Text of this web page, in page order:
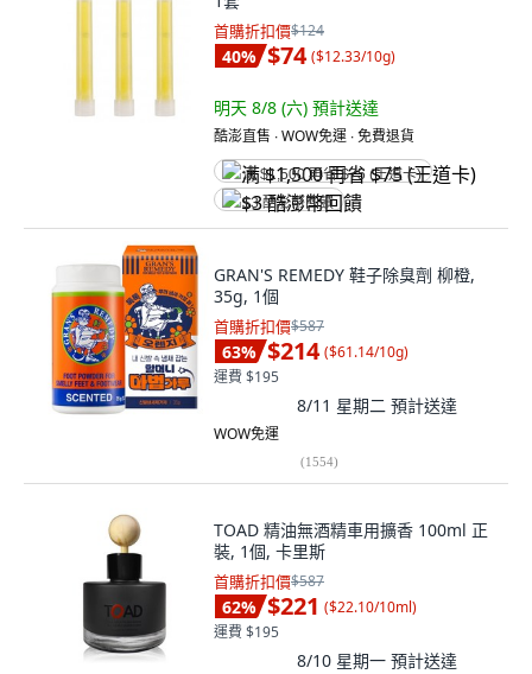
首購折扣價$124
40% $74 ($12.33/10g)
明天 8/8 (六) 預計送達
酷澎直售 ∙ WOW免運 ∙ 免費退貨
满 $1,500 再省 $75 (王道卡)
$3 酷澎幣回饋
GRAN'S REMEDY 鞋子除臭劑 柳橙,
35g, 1個
首購折扣價$587
63% $214 ($61.14/10g)
運費 $195
8/11 星期二 預計送達
WOW免運
(1554)
TOAD 精油無酒精車用擴香 100ml 正
裝, 1個, 卡里斯
首購折扣價$587
62% $221 ($22.10/10ml)
運費 $195
8/10 星期一 預計送達